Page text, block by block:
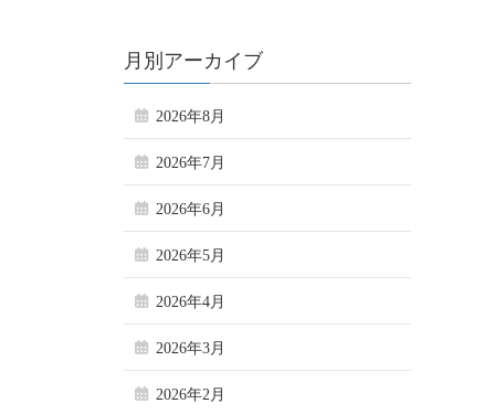
月別アーカイブ
2026年8月
2026年7月
2026年6月
2026年5月
2026年4月
2026年3月
2026年2月